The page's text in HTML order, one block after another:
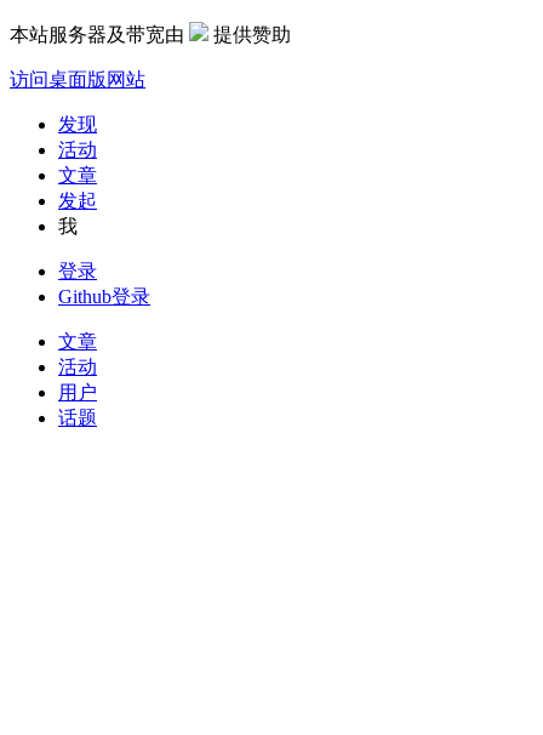
本站服务器及带宽由 提供赞助
访问桌面版网站
发现
活动
文章
发起
我
登录
Github登录
文章
活动
用户
话题